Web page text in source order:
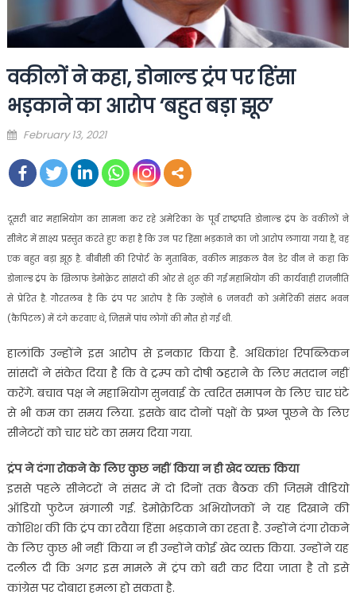
वकीलों ने कहा, डोनाल्ड ट्रंप पर हिंसा
भड़काने का आरोप ‘बहुत बड़ा झूठ’
Posted
February 13, 2021
दूसरी बार महाभियोग का सामना कर रहे अमेरिका के पूर्व राष्ट्रपति डोनाल्ड ट्रंप के वकीलों ने
सीनेट में साक्ष्य प्रस्तुत करते हुए कहा है कि उन पर हिंसा भड़काने का जो आरोप लगाया गया है, वह
एक बहुत बड़ा झूठ है. बीबीसी की रिपोर्ट के मुताबिक, वकील माइकल वैन डेर वीन ने कहा कि
डोनाल्ड ट्रंप के खिलाफ डेमोक्रेट सांसदों की ओर से शुरू की गई महाभियोग की कार्यवाही राजनीति
से प्रेरित है. गौरतलब है कि ट्रंप पर आरोप है कि उन्होंने 6 जनवरी को अमेरिकी संसद भवन
(कैपिटल) में दंगे करवाए थे, जिसमें पांच लोगों की मौत हो गई थी.
हालांकि उन्होंने इस आरोप से इनकार किया है. अधिकांश रिपब्लिकन
सांसदों ने संकेत दिया है कि वे ट्रम्प को दोषी ठहराने के लिए मतदान नहीं
करेंगे. बचाव पक्ष ने महाभियोग सुनवाई के त्वरित समापन के लिए चार घंटे
से भी कम का समय लिया. इसके बाद दोनों पक्षों के प्रश्न पूछने के लिए
सीनेटरों को चार घंटे का समय दिया गया.
ट्रंप ने दंगा रोकने के लिए कुछ नहीं किया न ही खेद व्यक्त किया
इससे पहले सीनेटरों ने संसद में दो दिनों तक बैठक की जिसमें वीडियो
ऑडियो फुटेज खंगाली गई. डेमोक्रेटिक अभियोजकों ने यह दिखाने की
कोशिश की कि ट्रंप का रवैया हिंसा भड़काने का रहता है. उन्होंने दंगा रोकने
के लिए कुछ भी नहीं किया न ही उन्होंने कोई खेद व्यक्त किया. उन्होंने यह
दलील दी कि अगर इस मामले में ट्रंप को बरी कर दिया जाता है तो इसे
कांग्रेस पर दोबारा हमला हो सकता है.